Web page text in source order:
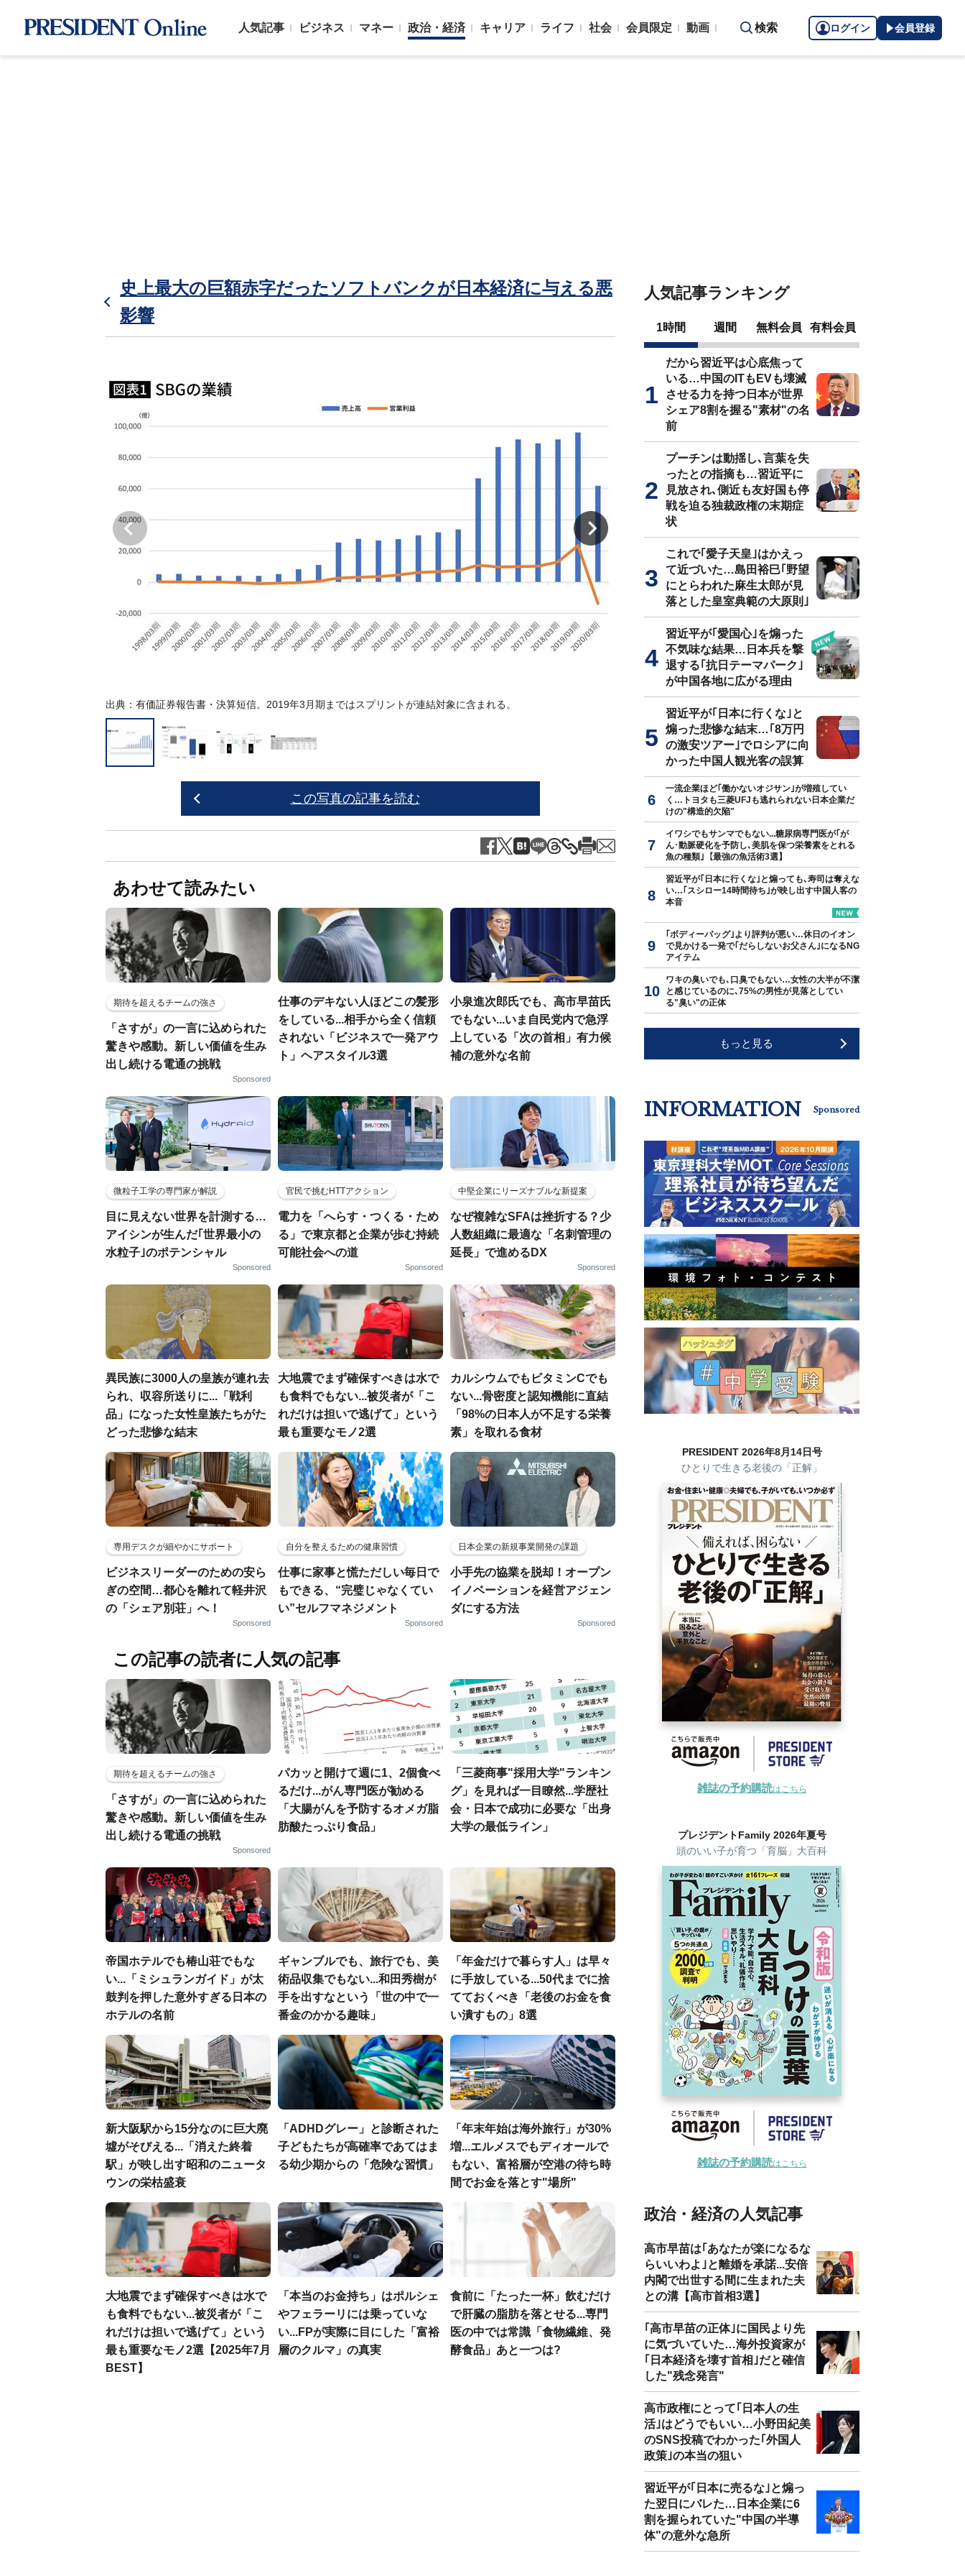
人気記事 ビジネス マネー 政治・経済 キャリア ライフ 社会 会員限定 動画 検索 ログイン 会員登録
史上最大の巨額赤字だったソフトバンクが日本経済に与える悪
影響
出典：有価証券報告書・決算短信。2019年3月期まではスプリントが連結対象に含まれる。
この写真の記事を読む
あわせて読みたい
期待を超えるチームの強さ
「さすが」の一言に込められた
驚きや感動。新しい価値を生み
出し続ける電通の挑戦
Sponsored
仕事のデキない人ほどこの髪形
をしている...相手から全く信頼
されない「ビジネスで一発アウ
ト」ヘアスタイル3選
小泉進次郎氏でも、高市早苗氏
でもない...いま自民党内で急浮
上している「次の首相」有力候
補の意外な名前
微粒子工学の専門家が解説
目に見えない世界を計測する…
アイシンが生んだ｢世界最小の
水粒子｣のポテンシャル
Sponsored
官民で挑むHTTアクション
電力を「へらす・つくる・ため
る」で東京都と企業が歩む持続
可能社会への道
Sponsored
中堅企業にリーズナブルな新提案
なぜ複雑なSFAは挫折する？少
人数組織に最適な「名刺管理の
延長」で進めるDX
Sponsored
異民族に3000人の皇族が連れ去
られ、収容所送りに...「戦利
品」になった女性皇族たちがた
どった悲惨な結末
大地震でまず確保すべきは水で
も食料でもない...被災者が「こ
れだけは担いで逃げて」という
最も重要なモノ2選
カルシウムでもビタミンCでも
ない...骨密度と認知機能に直結
「98%の日本人が不足する栄養
素」を取れる食材
専用デスクが細やかにサポート
ビジネスリーダーのための安ら
ぎの空間…都心を離れて軽井沢
の「シェア別荘」へ！
Sponsored
自分を整えるための健康習慣
仕事に家事と慌ただしい毎日で
もできる、“完璧じゃなくてい
い”セルフマネジメント
Sponsored
日本企業の新規事業開発の課題
小手先の協業を脱却！オープン
イノベーションを経営アジェン
ダにする方法
Sponsored
この記事の読者に人気の記事
期待を超えるチームの強さ
「さすが」の一言に込められた
驚きや感動。新しい価値を生み
出し続ける電通の挑戦
Sponsored
パカッと開けて週に1、2個食べ
るだけ...がん専門医が勧める
「大腸がんを予防するオメガ脂
肪酸たっぷり食品」
「三菱商事"採用大学"ランキン
グ」を見れば一目瞭然...学歴社
会・日本で成功に必要な「出身
大学の最低ライン」
帝国ホテルでも椿山荘でもな
い...「ミシュランガイド」が太
鼓判を押した意外すぎる日本の
ホテルの名前
ギャンブルでも、旅行でも、美
術品収集でもない...和田秀樹が
手を出すなという「世の中で一
番金のかかる趣味」
「年金だけで暮らす人」は早々
に手放している...50代までに捨
てておくべき「老後のお金を食
い潰すもの」8選
新大阪駅から15分なのに巨大廃
墟がそびえる...「消えた終着
駅」が映し出す昭和のニュータ
ウンの栄枯盛衰
「ADHDグレー」と診断された
子どもたちが高確率であてはま
る幼少期からの「危険な習慣」
「年末年始は海外旅行」が30%
増...エルメスでもディオールで
もない、富裕層が空港の待ち時
間でお金を落とす"場所"
大地震でまず確保すべきは水で
も食料でもない...被災者が「こ
れだけは担いで逃げて」という
最も重要なモノ2選【2025年7月
BEST】
「本当のお金持ち」はポルシェ
やフェラーリには乗っていな
い...FPが実際に目にした「富裕
層のクルマ」の真実
食前に「たった一杯」飲むだけ
で肝臓の脂肪を落とせる...専門
医の中では常識「食物繊維、発
酵食品」あと一つは?
人気記事ランキング
1時間 週間 無料会員 有料会員
だから習近平は心底焦って
いる…中国のITもEVも壊滅
させる力を持つ日本が世界
シェア8割を握る"素材"の名
前
プーチンは動揺し､言葉を失
ったとの指摘も…習近平に
見放され､側近も友好国も停
戦を迫る独裁政権の末期症
状
これで｢愛子天皇｣はかえっ
て近づいた…島田裕巳｢野望
にとらわれた麻生太郎が見
落とした皇室典範の大原則｣
習近平が｢愛国心｣を煽った
不気味な結果…日本兵を撃
退する｢抗日テーマパーク｣
が中国各地に広がる理由
習近平が｢日本に行くな｣と
煽った悲惨な結末…｢8万円
の激安ツアー｣でロシアに向
かった中国人観光客の誤算
一流企業ほど｢働かないオジサン｣が増殖してい
く…トヨタも三菱UFJも逃れられない日本企業だ
けの"構造的欠陥"
イワシでもサンマでもない...糖尿病専門医が｢が
ん･動脈硬化を予防し､美肌を保つ栄養素をとれる
魚の種類｣【最強の魚活術3選】
習近平が｢日本に行くな｣と煽っても､寿司は奪えな
い…｢スシロー14時間待ち｣が映し出す中国人客の
本音
｢ボディーバッグ｣より評判が悪い…休日のイオン
で見かける一発で｢だらしないお父さん｣になるNG
アイテム
ワキの臭いでも､口臭でもない…女性の大半が不潔
と感じているのに､75%の男性が見落としてい
る"臭い"の正体
もっと見る
INFORMATION Sponsored
PRESIDENT 2026年8月14日号
ひとりで生きる老後の「正解」
雑誌の予約購読はこちら
プレジデントFamily 2026年夏号
頭のいい子が育つ「育脳」大百科
雑誌の予約購読はこちら
政治・経済の人気記事
高市早苗は｢あなたが楽になるな
らいいわよ｣と離婚を承諾...安倍
内閣で出世する間に生まれた夫
との溝【高市首相3選】
｢高市早苗の正体｣に国民より先
に気づいていた…海外投資家が
｢日本経済を壊す首相｣だと確信
した"残念発言"
高市政権にとって｢日本人の生
活｣はどうでもいい…小野田紀美
のSNS投稿でわかった｢外国人
政策｣の本当の狙い
習近平が｢日本に売るな｣と煽っ
た翌日にバレた…日本企業に6
割を握られていた"中国の半導
体"の意外な急所